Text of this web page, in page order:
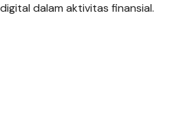
dalam aktivitas finansial.